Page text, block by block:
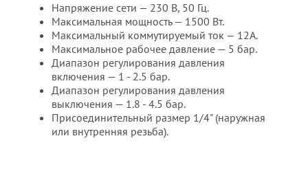
Напряжение сети — 230 В, 50 Гц.
Максимальная мощность — 1500 Вт.
Максимальный коммутируемый ток — 12A.
Максимальное рабочее давление — 5 бар.
Диапазон регулирования давления
включения — 1 - 2.5 бар.
Диапазон регулирования давления
выключения — 1.8 - 4.5 бар.
Присоединительный размер 1/4" (наружная
или внутренняя резьба).